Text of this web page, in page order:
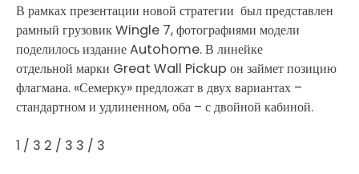
В рамках презентации новой стратегии был представлен
рамный грузовик Wingle 7, фотографиями модели
поделилось издание Autohome. В линейке
отдельной марки Great Wall Pickup он займет позицию
флагмана. «Семерку» предложат в двух вариантах –
стандартном и удлиненном, оба – с двойной кабиной.
1 / 3 2 / 3 3 / 3